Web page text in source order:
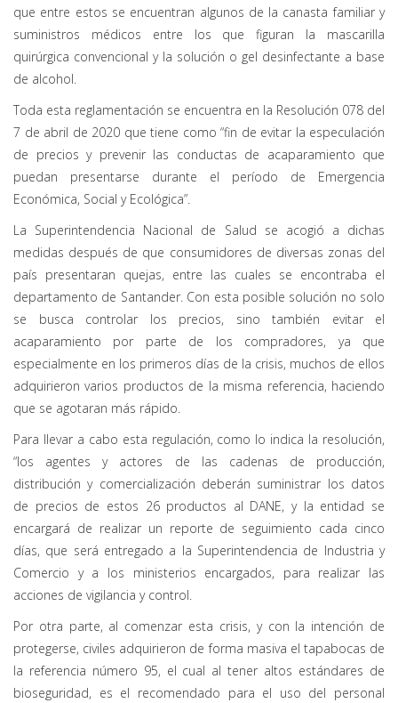
que entre estos se encuentran algunos de la canasta familiar y
suministros médicos entre los que figuran la mascarilla
quirúrgica convencional y la solución o gel desinfectante a base
de alcohol.
Toda esta reglamentación se encuentra en la Resolución 078 del
7 de abril de 2020 que tiene como “fin de evitar la especulación
de precios y prevenir las conductas de acaparamiento que
puedan presentarse durante el período de Emergencia
Económica, Social y Ecológica”.
La Superintendencia Nacional de Salud se acogió a dichas
medidas después de que consumidores de diversas zonas del
país presentaran quejas, entre las cuales se encontraba el
departamento de Santander. Con esta posible solución no solo
se busca controlar los precios, sino también evitar el
acaparamiento por parte de los compradores, ya que
especialmente en los primeros días de la crisis, muchos de ellos
adquirieron varios productos de la misma referencia, haciendo
que se agotaran más rápido.
Para llevar a cabo esta regulación, como lo indica la resolución,
“los agentes y actores de las cadenas de producción,
distribución y comercialización deberán suministrar los datos
de precios de estos 26 productos al DANE, y la entidad se
encargará de realizar un reporte de seguimiento cada cinco
días, que será entregado a la Superintendencia de Industria y
Comercio y a los ministerios encargados, para realizar las
acciones de vigilancia y control.
Por otra parte, al comenzar esta crisis, y con la intención de
protegerse, civiles adquirieron de forma masiva el tapabocas de
la referencia número 95, el cual al tener altos estándares de
bioseguridad, es el recomendado para el uso del personal